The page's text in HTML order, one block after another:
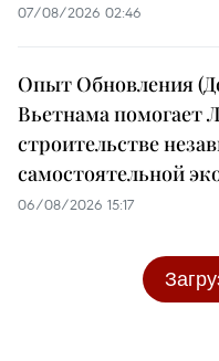
07/08/2026 02:46
Опыт Обновления
Вьетнама помогает
строительстве
самостоятельной
06/08/2026 15:17